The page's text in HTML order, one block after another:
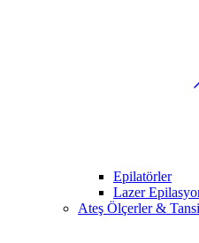
Epilatörler
Lazer
Ateş Ölçerler &